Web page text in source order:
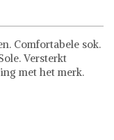
Comfortabele sok.
Versterkt
met het merk.